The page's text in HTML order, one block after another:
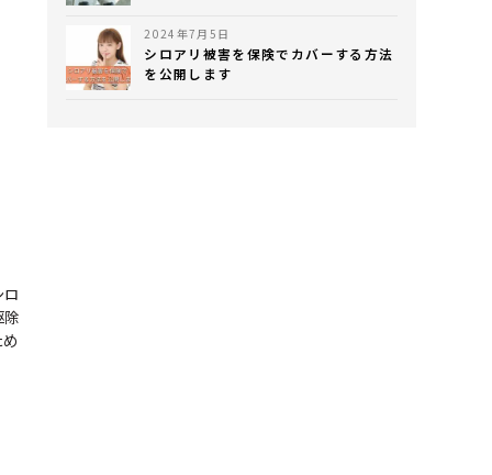
除
2024年7月5日
シロアリ被害を保険でカバーする方法
を公開します